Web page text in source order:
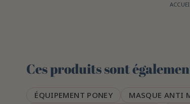
Ces produits sont
ÉQUIPEMENT PONEY MASQUE ANTI